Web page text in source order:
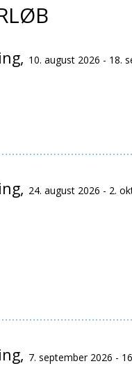
10. august 2026 - 18.
24. august 2026 - 2.
7. september 2026 -